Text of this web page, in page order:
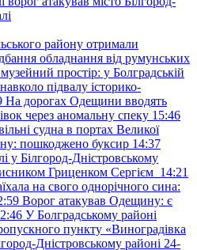
району отримали
обладнання від румунських
простір: у Болградській
підвалу історико-
На дорогах Одещини вводять
через аномальну спеку 15:46
судна в портах Великої
пошкоджено буксир 14:37
у Білгород-Дністровському
Гриценком Сергієм 14:21
на свого однорічного сина:
Ворог атакував Одещину: є
У Болградському районі
пункту «Виноградівка
Дністровському районі 24-